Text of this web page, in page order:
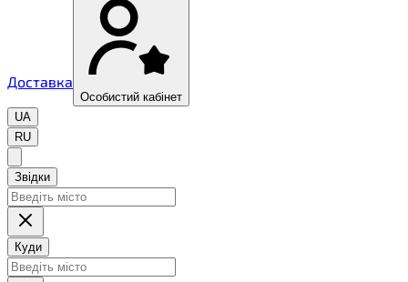
Доставка
Особистий кабінет
UA
RU
Звідки
Куди